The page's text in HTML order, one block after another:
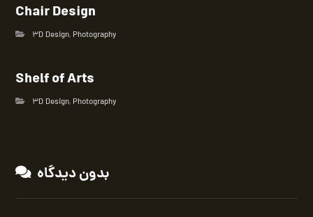
Chair Design
3D Design, Photography
Shelf of Arts
3D Design, Photography
بدون دیدگاه